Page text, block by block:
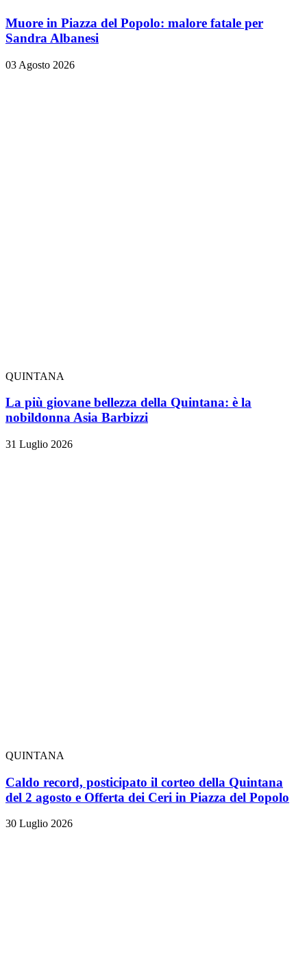
Muore in Piazza del Popolo: malore fatale per
Sandra Albanesi
03 Agosto 2026
QUINTANA
La più giovane bellezza della Quintana: è la
nobildonna Asia Barbizzi
31 Luglio 2026
QUINTANA
Caldo record, posticipato il corteo della Quintana
del 2 agosto e Offerta dei Ceri in Piazza del Popolo
30 Luglio 2026